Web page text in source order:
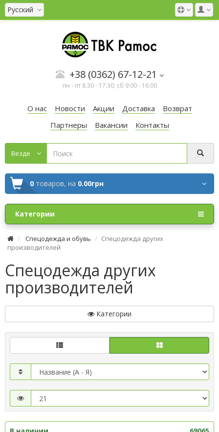
Русский
+38 (0362) 67-12-21
пн - пт 8:30 - 17:30; сб 9:00 - 16:00
О нас Новости Акции Доставка
Возврат
Партнеры
Вакансии Контакты
Везде
0 товаров, на 0.00грн
Категории
Спецодежда и обувь
Спецодежда других
производителей
Спецодежда других
производителей
Категории